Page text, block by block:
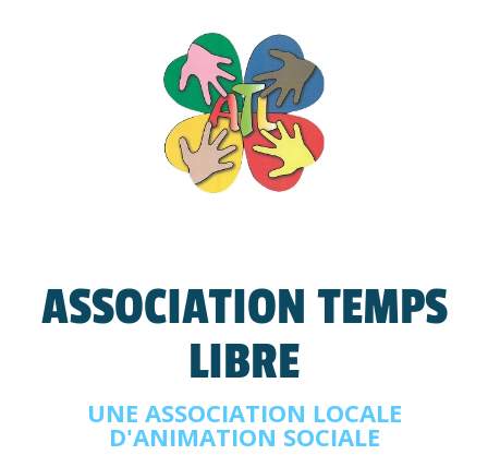
ASSOCIATION TEMPS
LIBRE
UNE ASSOCIATION LOCALE
D'ANIMATION SOCIALE